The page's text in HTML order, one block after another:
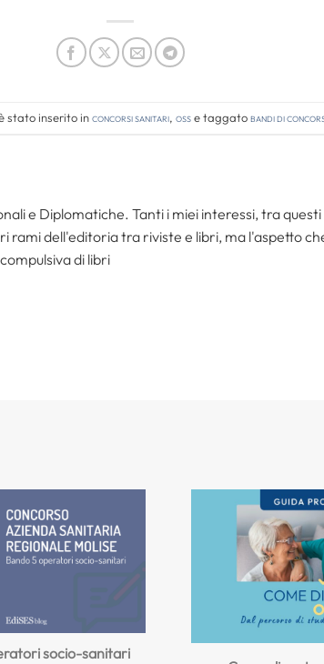
stato inserito inConcorsi Sanitari, OSSe taggatobandi di
e Diplomatiche. Tanti i miei interessi, tra
rami dell'editoria tra riviste e libri, ma l'aspetto
di libri
socio-sanitari